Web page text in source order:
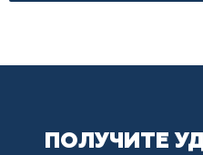
ПОЛУЧИТЕ